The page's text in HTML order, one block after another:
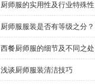
厨师服的实用性及行业特殊性
厨师服服装是否有等级之分？
西餐厨师服的细节及不同之处
浅谈厨师服装清洁技巧